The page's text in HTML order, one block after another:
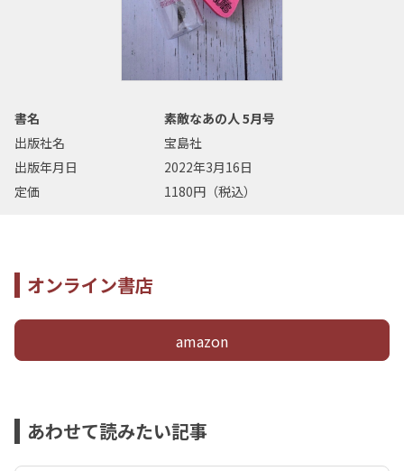
書名
素敵なあの人 5月号
出版社名
宝島社
出版年月日
2022年3月16日
定価
1180円（税込）
オンライン書店
amazon
あわせて読みたい記事